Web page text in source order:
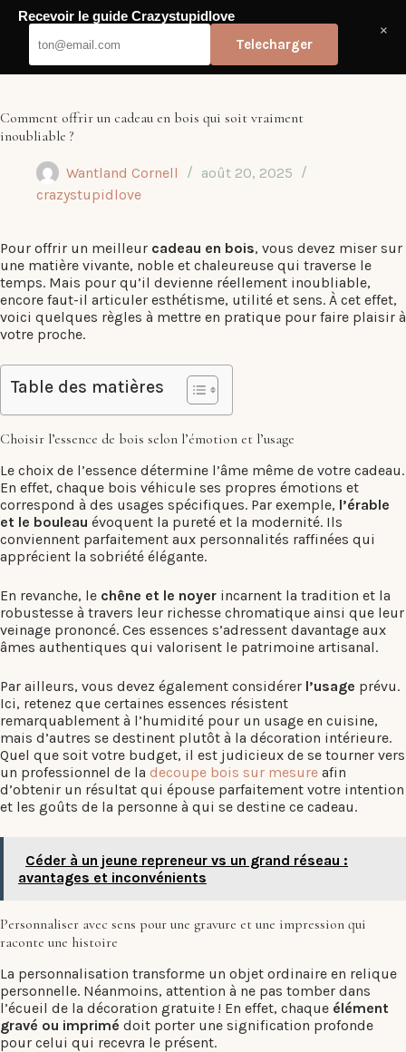
Passer
contenu
Comment offrir un cadeau en bois qui soit vraiment
inoubliable ?
Wantland Cornell
août 20, 2025
crazystupidlove
Pour offrir un meilleur cadeau en bois, vous devez miser sur
une matière vivante, noble et chaleureuse qui traverse le
temps. Mais pour qu’il devienne réellement inoubliable,
encore faut-il articuler esthétisme, utilité et sens. À cet effet,
voici quelques règles à mettre en pratique pour faire plaisir à
votre proche.
Table des matières
Choisir l’essence de bois selon l’émotion et l’usage
Le choix de l’essence détermine l’âme même de votre cadeau.
En effet, chaque bois véhicule ses propres émotions et
correspond à des usages spécifiques. Par exemple, l’érable
et le bouleau évoquent la pureté et la modernité. Ils
conviennent parfaitement aux personnalités raffinées qui
apprécient la sobriété élégante.
En revanche, le chêne et le noyer incarnent la tradition et la
robustesse à travers leur richesse chromatique ainsi que leur
veinage prononcé. Ces essences s’adressent davantage aux
âmes authentiques qui valorisent le patrimoine artisanal.
Par ailleurs, vous devez également considérer l’usage prévu.
Ici, retenez que certaines essences résistent
remarquablement à l’humidité pour un usage en cuisine,
mais d’autres se destinent plutôt à la décoration intérieure.
Quel que soit votre budget, il est judicieux de se tourner vers
un professionnel de la decoupe bois sur mesure afin
d’obtenir un résultat qui épouse parfaitement votre intention
et les goûts de la personne à qui se destine ce cadeau.
Céder à un jeune repreneur vs un grand réseau :
avantages et inconvénients
Personnaliser avec sens pour une gravure et une impression qui
raconte une histoire
La personnalisation transforme un objet ordinaire en relique
personnelle. Néanmoins, attention à ne pas tomber dans
l’écueil de la décoration gratuite ! En effet, chaque élément
gravé ou imprimé doit porter une signification profonde
pour celui qui recevra le présent.
Recevoir le guide Crazystupidlove
Telecharger
×